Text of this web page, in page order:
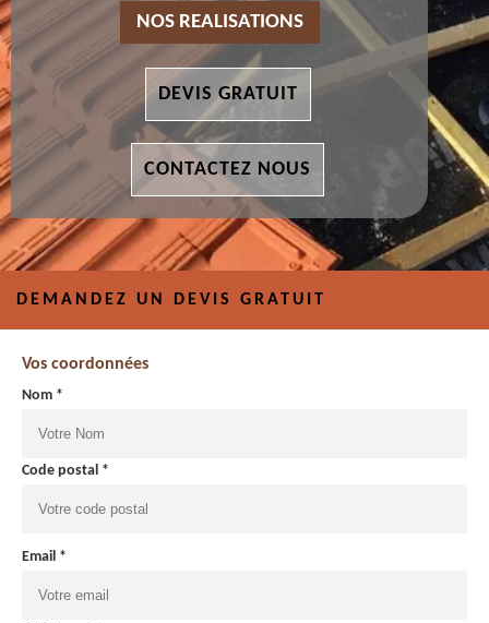
NOS REALISATIONS
DEVIS GRATUIT
CONTACTEZ NOUS
DEMANDEZ UN DEVIS GRATUIT
Vos coordonnées
Nom *
Code postal *
Email *